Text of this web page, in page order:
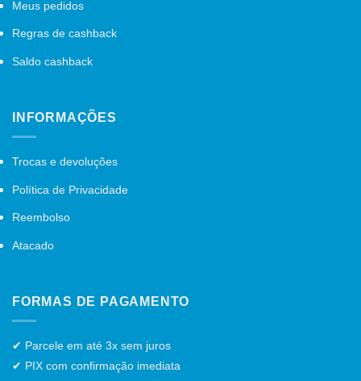
Meus pedidos
Regras de cashback
Saldo cashback
INFORMAÇÕES
Trocas e devoluções
Política de Privacidade
Reembolso
Atacado
FORMAS DE PAGAMENTO
✔ Parcele em até 3x sem juros
✔ PIX com confirmação imediata